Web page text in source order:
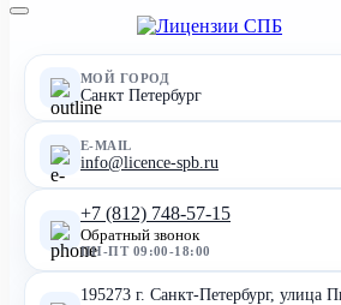
МОЙ ГОРОД
Санкт Петербург
E-MAIL
info@licence-spb.ru
+7 (812) 748-57-15
Обратный звонок
ПН-ПТ 09:00-18:00
195273 г. Санкт-Петербург, улица